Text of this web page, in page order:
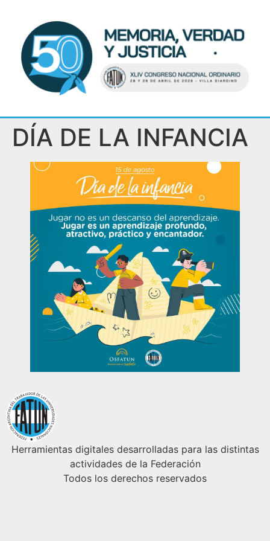
DÍA DE LA INFANCIA
Herramientas digitales desarrolladas para las distintas
actividades de la Federación
Todos los derechos reservados